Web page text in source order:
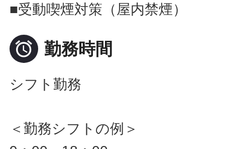
■受動喫煙対策（屋内禁煙）
 勤務時間
シフト勤務
＜勤務シフトの例＞